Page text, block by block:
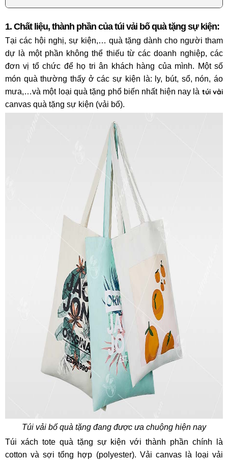
1. Chất liệu, thành phần của túi vải bố quà tặng sự kiện:
Tại các hội nghị, sự kiện,… quà tặng dành cho người tham
dự là một phần không thể thiếu từ các doanh nghiệp, các
đơn vị tổ chức để họ tri ân khách hàng của mình. Một số
món quà thường thấy ở các sự kiện là: ly, bút, sổ, nón, áo
mưa,…và một loại quà tặng phổ biến nhất hiện nay là túi vải
canvas quà tặng sự kiện (vải bố).
Túi vải bố quà tặng đang được ưa chuộng hiện nay
Túi xách tote quà tặng sự kiện với thành phần chính là
cotton và sợi tổng hợp (polyester). Vải canvas là loại vải